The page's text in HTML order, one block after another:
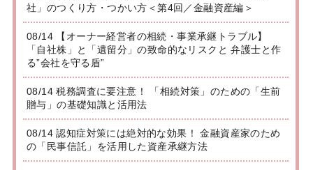
社」のつくり方・つかい方＜第4回／金融資産編＞
08/14 【オーナー経営者の相続・事業承継トラブル】
「自社株」と「遺留分」の致命的なリスクと 弁護士と作
る”会社を守る盾”
08/14 税務調査に要注意！ 「相続対策」のための「生前
贈与」の基礎知識と活用法
08/14 認知症対策には絶対的な効果！ 金融資産家のため
の「民事信託」を活用した資産承継方法